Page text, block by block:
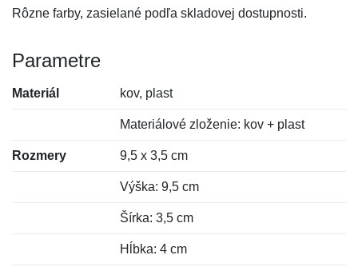
Rôzne farby, zasielané podľa skladovej dostupnosti.
Parametre
Materiál kov, plast
Materiálové zloženie: kov + plast
Rozmery 9,5 x 3,5 cm
Výška: 9,5 cm
Šírka: 3,5 cm
Hĺbka: 4 cm